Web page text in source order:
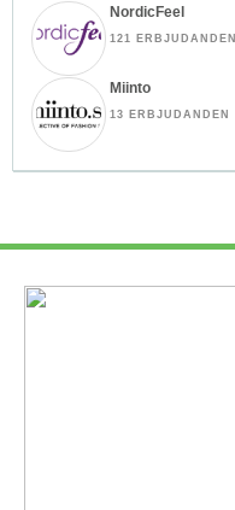
NordicFeel
121 ERBJUDANDEN
Miinto
13 ERBJUDANDEN